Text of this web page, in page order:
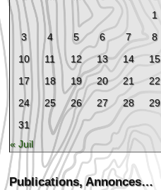
1
3
4 5 6 7 8
10
11 12 13 14 15
17
18 19 20 21 22
24
25 26 27 28 29
31
« Juil
Publications, Annonces…